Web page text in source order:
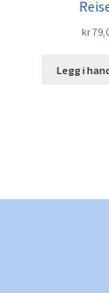
kr
Legg i